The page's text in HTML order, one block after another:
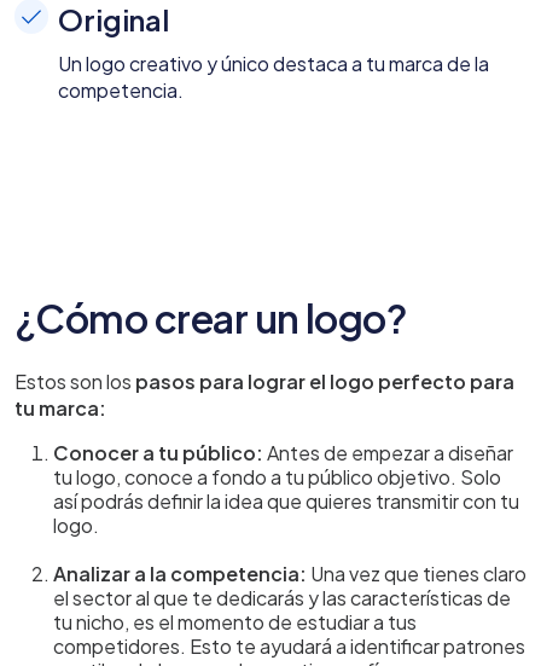
Original
Un logo creativo y único destaca a tu marca de la
competencia.
¿Cómo crear un logo?
Estos son los pasos para lograr el logo perfecto para
tu marca:
Conocer a tu público: Antes de empezar a diseñar
tu logo, conoce a fondo a tu público objetivo. Solo
así podrás definir la idea que quieres transmitir con tu
logo.
Analizar a la competencia: Una vez que tienes claro
el sector al que te dedicarás y las características de
tu nicho, es el momento de estudiar a tus
competidores. Esto te ayudará a identificar patrones